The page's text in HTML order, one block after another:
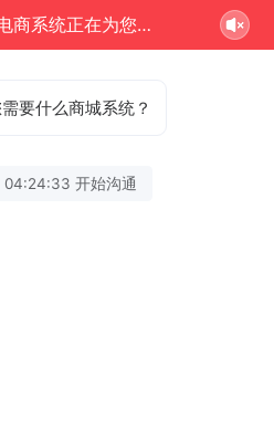
Javashop电商系统正在为您服务
要什么商城系统？
开始沟通